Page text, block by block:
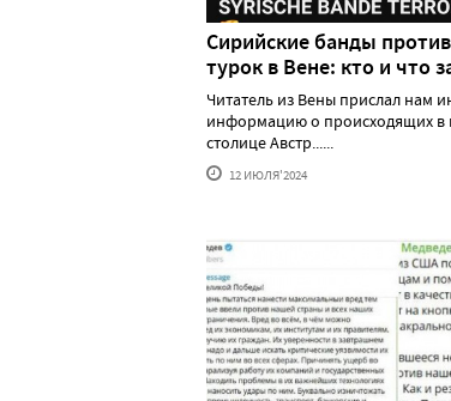
Сирийские банды
турок в Вене: кто и что
Читатель из Вены прислал нам
информацию о происходящих в
столице Австр......
12 ИЮЛЯ'2024